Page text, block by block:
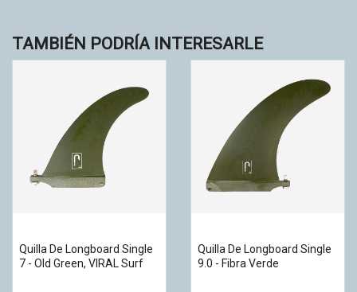
TAMBIÉN PODRÍA INTERESARLE
Quilla De Longboard Single
7 - Old Green, VIRAL Surf
Quilla De Longboard Single
9.0 - Fibra Verde